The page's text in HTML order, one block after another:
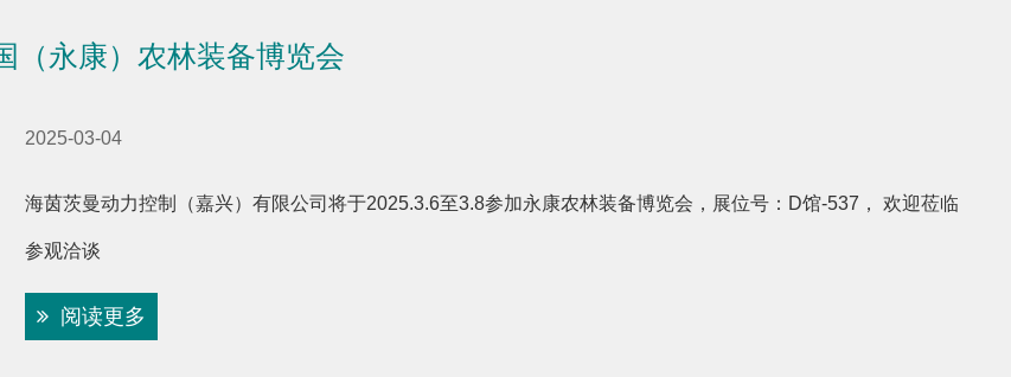
（永康）农林装备博览会
2025-03-04
海茵茨曼动力控制（嘉兴）有限公司将于2025.3.6至3.8参加永康农林装备博览会，展位号：D馆-537， 欢迎莅临
参观洽谈
阅读更多